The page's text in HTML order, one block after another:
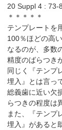
20 Suppl 4 : 73-
＊＊＊＊＊
テンプレートを
100％ほどの高
なるのが、多数
精度のばらつき
同じく『テンプ
埋入』とは言っ
総義歯に近い欠
らつきの程度は
また、『テンプ
埋入』があると